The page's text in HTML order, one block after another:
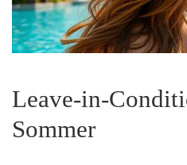
Leave-in-
Sommer